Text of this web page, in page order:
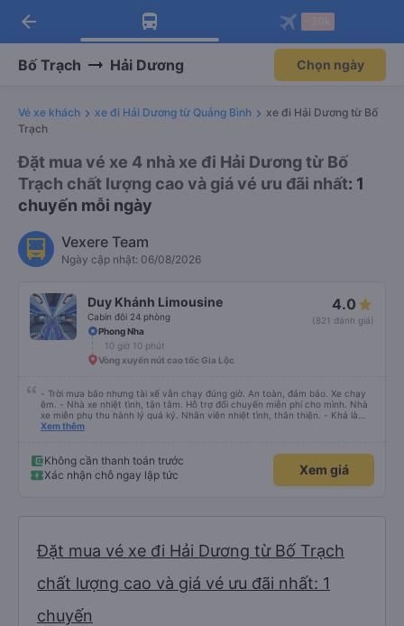
Tải app Vexere ngay!
Nhận ưu đãi thành viên độc
Mở app
Tải app Vexere
-30k/ghế khi đặt vé máy bay qua
Mở app
arrow_back
Bố Trạch Hải Dương Chọn ngày
Vé xe khách xe đi Hải Dương từ Quảng Bình
xe đi Hải Dương từ Bố
Trạch
Đặt mua vé xe 4 nhà xe đi Hải Dương từ Bố
Trạch chất lượng cao và giá vé ưu đãi nhất: 1
chuyến mỗi ngày
Vexere Team
Ngày cập nhật: 06/08/2026
Duy Khánh Limousine
Cabin đôi 24 phòng
4.0
(821 đánh giá)
Phong Nha
10 giờ 10 phút
Vòng xuyến nút cao tốc Gia Lộc
- Trời mưa bão nhưng tài xế vẫn chạy đúng giờ. An toàn, đảm bảo. Xe chạy
êm. - Nhà xe nhiệt tình, tận tâm. Hỗ trợ đổi chuyến miễn phí cho mình. Nhà
xe miễn phụ thu hành lý quá ký. Nhân viên nhiệt tình, thân thiện. - Khá là
thích tài xế. Lái xe an toàn. Chu đáo, thân thiện, nhiệt tình. - Xe ngồi thoải
Xem thêm
Không cần thanh toán trước
Xác nhận chỗ ngay lập tức
Xem giá
Đặt mua vé xe đi Hải Dương từ Bố Trạch
chất lượng cao và giá vé ưu đãi nhất: 1
chuyến